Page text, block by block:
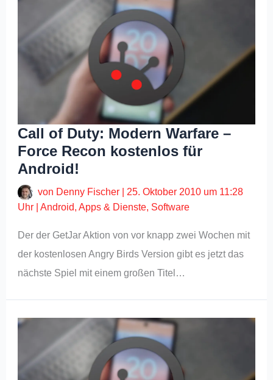
Call of Duty: Modern Warfare –
Force Recon kostenlos für
Android!
von Denny Fischer
25. Oktober 2010 um 11:28
Uhr |Android,Apps & Dienste, Software
Der der GetJar Aktion von vor knapp zwei Wochen mit
der kostenlosen Angry Birds Version gibt es jetzt das
nächste Spiel mit einem großen Titel…